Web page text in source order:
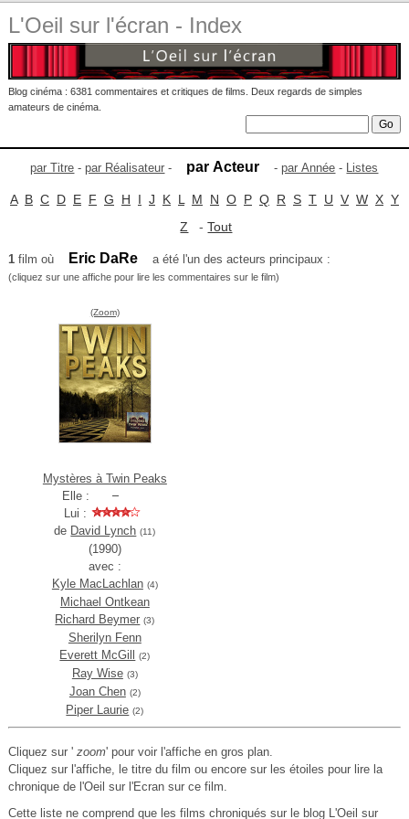
L'Oeil sur l'écran - Index
Blog cinéma : 6381 commentaires et critiques de films. Deux regards de simples
amateurs de cinéma.
par Titre -par Réalisateur - par Acteur -par Année - Listes
A B C D E F G H I J K L M N O P Q R S T U V W X Y
Z -Tout
1film où Eric DaRe a été l'un des acteurs principaux :
(cliquez sur une affiche pour lire les commentaires sur le film)
(Zoom)
Mystères à Twin Peaks
Elle :
Lui :
de David Lynch (11)
(1990)
avec :
Kyle MacLachlan (4)
Michael Ontkean
Richard Beymer (3)
Sherilyn Fenn
Everett McGill
(2)
Ray Wise (3)
Joan Chen (2)
Piper Laurie (2)
Cliquez sur ' zoom' pour voir l'affiche en gros plan.
Cliquez sur l'affiche, le titre du film ou encore sur les étoiles pour lire la
chronique de l'Oeil sur l'Ecran sur ce film.
Cette liste ne comprend que les films chroniqués sur le blog L'Oeil sur